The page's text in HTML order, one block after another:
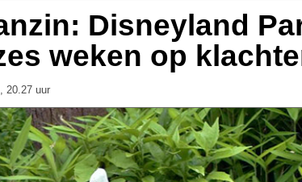
Disneyland
weken op
20.27 uur